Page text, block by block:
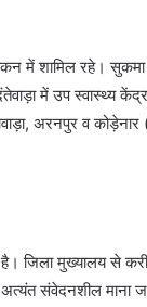
में शामिल रहे। सुकमा
में उप स्वास्थ्य
अरनपुर व
है। जिला मुख्यालय से
संवेदनशील माना